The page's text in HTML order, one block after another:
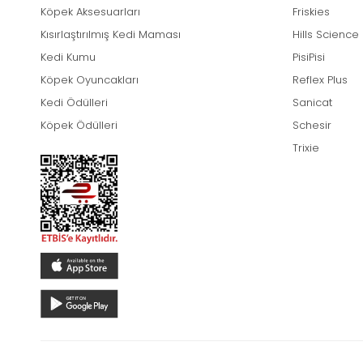
Köpek Aksesuarları
Kısırlaştırılmış Kedi Maması
Kedi Kumu
Köpek Oyuncakları
Kedi Ödülleri
Köpek Ödülleri
Friskies
Hills Science
PisiPisi
Reflex Plus
Sanicat
Schesir
Trixie